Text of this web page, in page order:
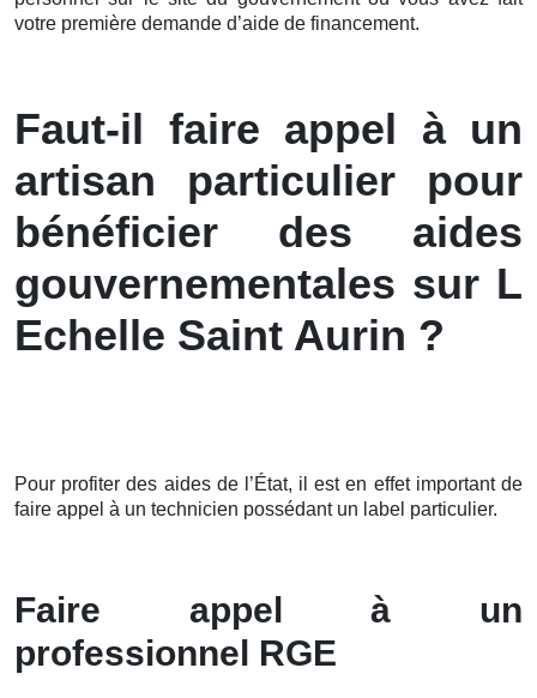
votre première demande d’aide de financement.
Faut-il faire appel à un
artisan particulier pour
bénéficier des aides
gouvernementales sur L
Echelle Saint Aurin ?
Pour profiter des aides de l’État, il est en effet important de
faire appel à un technicien possédant un label particulier.
Faire appel à un
professionnel RGE